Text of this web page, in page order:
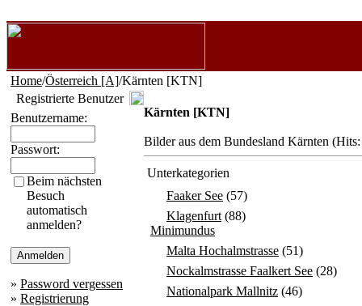
Home/Österreich [A]/Kärnten [KTN]
Registrierte Benutzer
Benutzername:
Passwort:
Beim nächsten
Besuch
automatisch
anmelden?
» Password vergessen
» Registrierung
Kärnten [KTN]
Bilder aus dem Bundesland Kärnten
Unterkategorien
Faaker See (57)
Klagenfurt (88)
Minimundus
Malta Hochalmstrasse (51)
Nockalmstrasse Faalkert See (28)
Nationalpark Mallnitz (46)